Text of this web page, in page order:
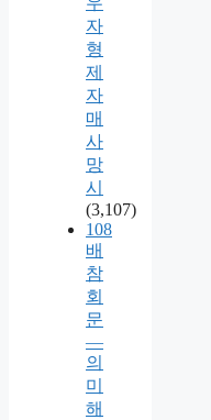
자
형
제
자
매
사
망
시
(3,107)
108
배
참
회
문
—
의
미
해